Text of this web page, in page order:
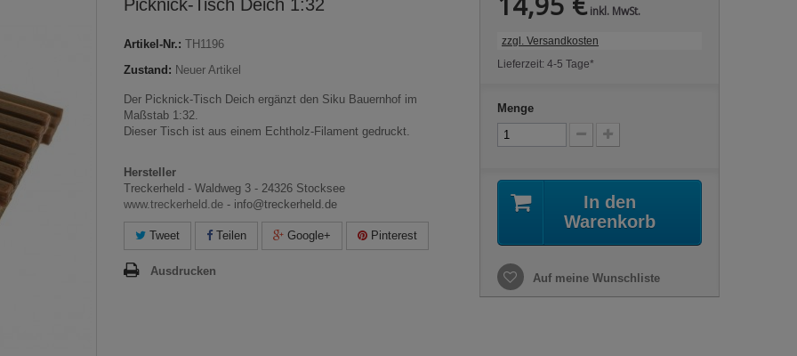
Picknick-Tisch Deich 1:32
Artikel-Nr.: TH1196
Zustand: Neuer Artikel
Der Picknick-Tisch Deich ergänzt den Siku Bauernhof im
Maßstab 1:32.
Dieser Tisch ist aus einem Echtholz-Filament gedruckt.
Hersteller
Treckerheld - Waldweg 3 - 24326 Stocksee
www.treckerheld.de - info@treckerheld.de
Tweet Teilen Google+ Pinterest
Ausdrucken
inkl. MwSt.
zzgl. Versandkosten
Lieferzeit: 4-5 Tage*
Menge
In den
Warenkorb
Auf meine Wunschliste